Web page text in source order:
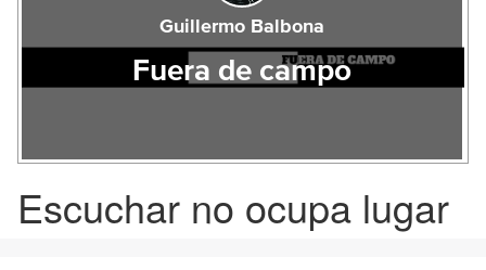
Guillermo Balbona
Fuera de campo
Escuchar no ocupa lugar